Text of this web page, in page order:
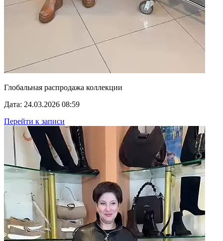
Глобальная распродажа коллекции
Дата: 24.03.2026 08:59
Перейти к записи